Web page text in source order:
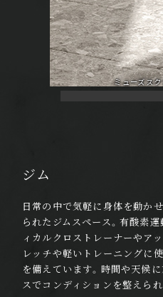
ミューズス
ジム
日常の中で気軽に身体を動か
られたジムスペース。有酸素
ィカルクロストレーナーやア
レッチや軽いトレーニングに
を備えています。時間や天候
スでコンディションを整えられ